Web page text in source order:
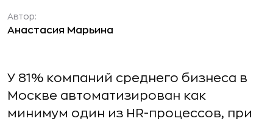
Автор:
Анастасия Марьина
У 81% компаний среднего бизнеса в
Москве автоматизирован как
минимум один из HR-процессов, при